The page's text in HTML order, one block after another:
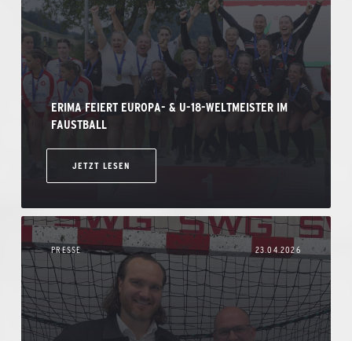
ERIMA FEIERT EUROPA- & U-18-WELTMEISTER IM
FAUSTBALL
JETZT LESEN
PRESSE 23.04.2026